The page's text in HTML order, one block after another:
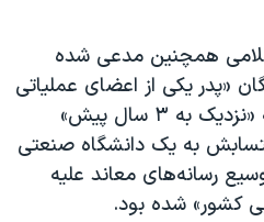
همچنین مدعی شده
«پدر یکی از اعضای عملیاتی
تیم‌های تروریستی» است که «نزدیک به ۳ سال پیش»
به یک دانشگاه صنعتی
رسانه‌های معاند علیه
کشور» شده بود.